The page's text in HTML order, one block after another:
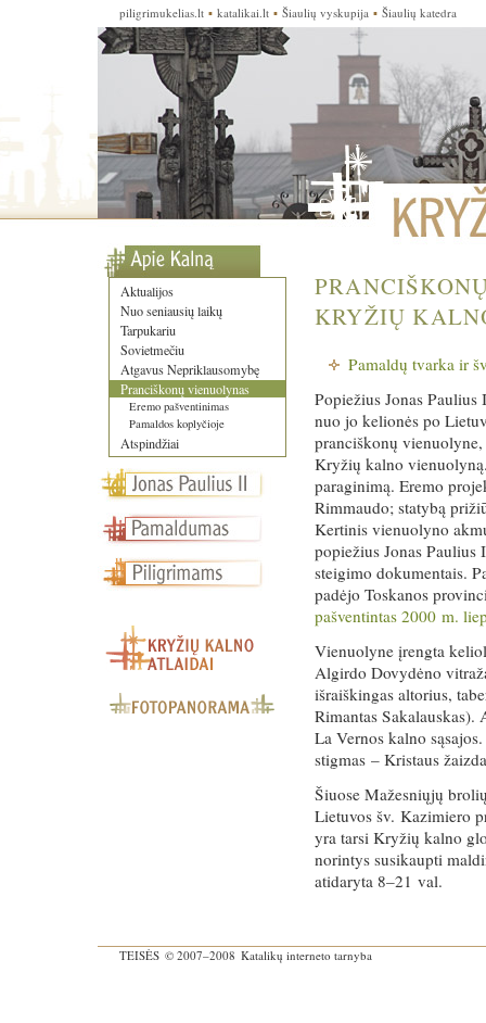
piligrimukelias.lt ▪ katalikai.lt ▪ Šiaulių vyskupija ▪ Šiaulių katedra
Aktualijos
Nuo seniausių laikų
Tarpukariu
Sovietmečiu
Atgavus Nepriklausomybę
Pranciškonų vienuolynas
Eremo pašventinimas
Pamaldos koplyčioje
Atspindžiai
KRYŽIŲ
Pamaldų tvarka ir
Popiežius Jonas
nuo jo kelionės po
pranciškonų
Kryžių kalno
paraginimą. Eremo
Rimmaudo; statybą
Kertinis vienuolyno
popiežius Jonas
steigimo dokumentais.
padėjo Toskanos
pašventintas 2000 m.
Vienuolyne įrengta
Algirdo Dovydėno
išraiškingas altorius,
Rimantas
La Vernos kalno
stigmas – Kristaus
Šiuose Mažesniųjų
Lietuvos šv. Kazimiero
yra tarsi Kryžių kalno
norintys susikaupti
atidaryta 8–21 val.
TEISĖS © 2007–2008 Katalikų interneto tarnyba